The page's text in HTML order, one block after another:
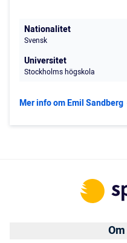
Nationalitet
Svensk
Universitet
Stockholms högskola
Mer info om Emil Sandberg